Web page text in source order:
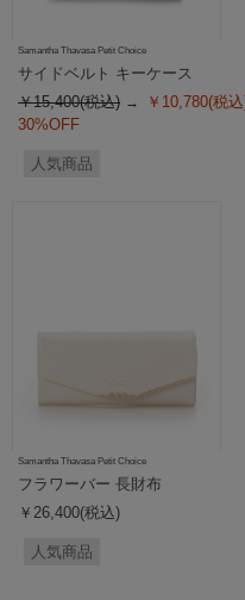
Samantha Thavasa Petit Choice
サイドベルト キーケース
￥15,400(税込)
￥10,780(税
30%OFF
人気商品
Samantha Thavasa Petit Choice
フラワーバー 長財布
￥26,400(税込)
人気商品